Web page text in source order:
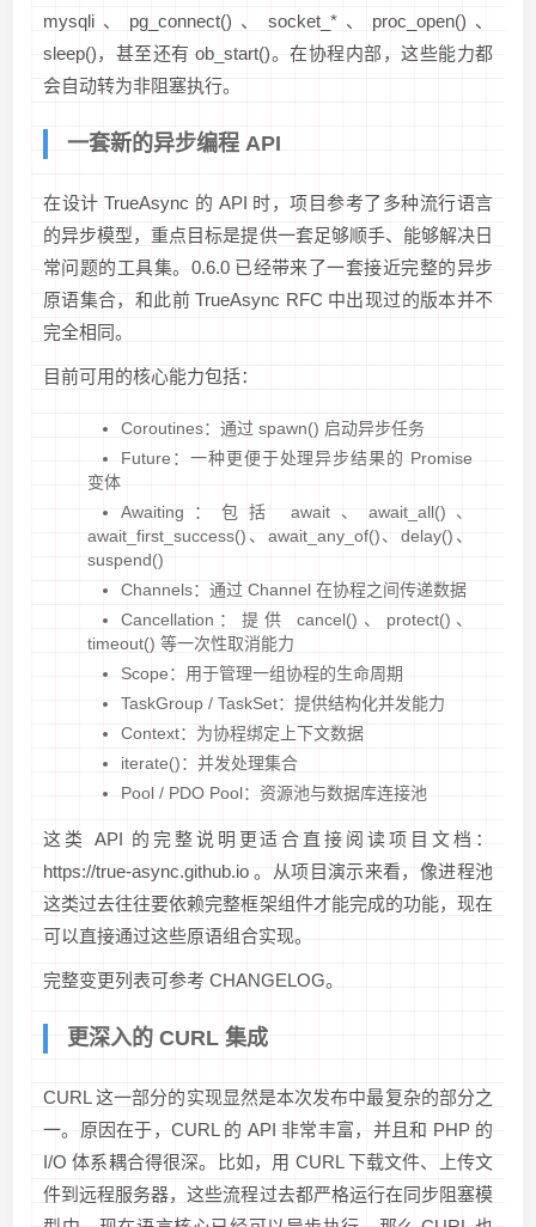
mysqli、pg_connect()、socket_*、proc_open()、
sleep()，甚至还有 ob_start()。在协程内部，这些能力都
会自动转为非阻塞执行。
一套新的异步编程 API
在设计 TrueAsync 的 API 时，项目参考了多种流行语言
的异步模型，重点目标是提供一套足够顺手、能够解决日
常问题的工具集。0.6.0 已经带来了一套接近完整的异步
原语集合，和此前 TrueAsync RFC 中出现过的版本并不
完全相同。
目前可用的核心能力包括：
Coroutines：通过 spawn() 启动异步任务
Future：一种更便于处理异步结果的 Promise
变体
Awaiting：包括 await、await_all()、
await_first_success()、await_any_of()、delay()、
suspend()
Channels：通过 Channel 在协程之间传递数据
Cancellation：提供 cancel()、protect()、
timeout() 等一次性取消能力
Scope：用于管理一组协程的生命周期
TaskGroup / TaskSet：提供结构化并发能力
Context：为协程绑定上下文数据
iterate()：并发处理集合
Pool / PDO Pool：资源池与数据库连接池
这类 API 的完整说明更适合直接阅读项目文档：
https://true-async.github.io 。从项目演示来看，像进程池
这类过去往往要依赖完整框架组件才能完成的功能，现在
可以直接通过这些原语组合实现。
完整变更列表可参考 CHANGELOG。
更深入的 CURL 集成
CURL 这一部分的实现显然是本次发布中最复杂的部分之
一。原因在于，CURL 的 API 非常丰富，并且和 PHP 的
I/O 体系耦合得很深。比如，用 CURL 下载文件、上传文
件到远程服务器，这些流程过去都严格运行在同步阻塞模